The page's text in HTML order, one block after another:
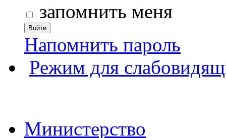
запомнить меня
Войти
Напомнить пароль
Режим для
Министерство